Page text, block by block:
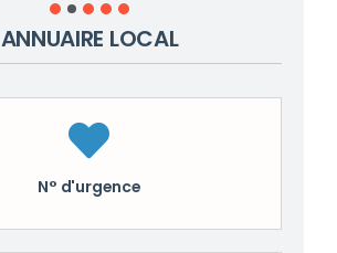
ANNUAIRE LOCAL
N° d'urgence